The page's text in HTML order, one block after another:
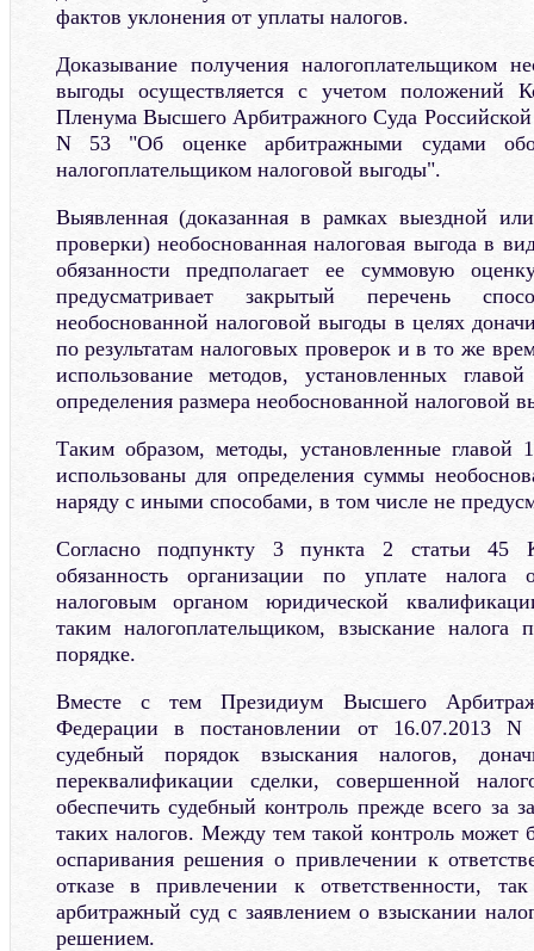
фактов уклонения от уплаты налогов.
Доказывание получения налогоплательщиком
выгоды осуществляется с учетом положений
Пленума Высшего Арбитражного Суда
N 53 "Об оценке арбитражными судами
налогоплательщиком налоговой выгоды".
Выявленная (доказанная в рамках выездной
проверки) необоснованная налоговая выгода в
обязанности предполагает ее суммовую
предусматривает закрытый перечень
необоснованной налоговой выгоды в целях
по результатам налоговых проверок и в то же
использование методов, установленных
определения размера необоснованной налоговой
Таким образом, методы, установленные главой
использованы для определения суммы
наряду с иными способами, в том числе не
Согласно подпункту 3 пункта 2 статьи 45
обязанность организации по уплате налога
налоговым органом юридической
таким налогоплательщиком, взыскание налога
порядке.
Вместе с тем Президиум Высшего
Федерации в постановлении от 16.07.2013 N
судебный порядок взыскания налогов,
переквалификации сделки, совершенной
обеспечить судебный контроль прежде всего за
таких налогов. Между тем такой контроль может
оспаривания решения о привлечении к
отказе в привлечении к ответственности,
арбитражный суд с заявлением о взыскании
решением.